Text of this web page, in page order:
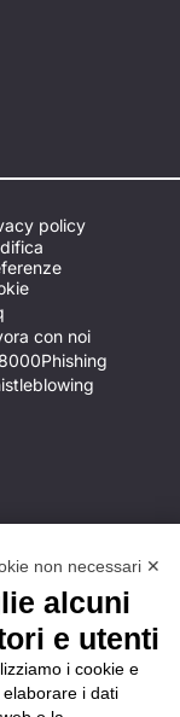
policy
con noi
Phishing
non necessari ✕
alcuni
e utenti
i cookie e
i dati